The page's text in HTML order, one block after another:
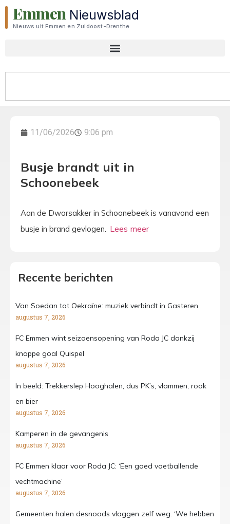
Emmen Nieuwsblad
Nieuws uit Emmen en Zuidoost-Drenthe
11/06/2026 9:06 pm
Busje brandt uit in
Schoonebeek
Aan de Dwarsakker in Schoonebeek is vanavond een
busje in brand gevlogen.
Recente berichten
Van Soedan tot Oekraïne: muziek verbindt in Gasteren
augustus 7, 2026
FC Emmen wint seizoensopening van Roda JC dankzij
knappe goal Quispel
augustus 7, 2026
In beeld: Trekkerslep Hooghalen, dus PK’s, vlammen, rook
en bier
augustus 7, 2026
Kamperen in de gevangenis
augustus 7, 2026
FC Emmen klaar voor Roda JC: ‘Een goed voetballende
vechtmachine’
augustus 7, 2026
Gemeenten halen desnoods vlaggen zelf weg. ‘We hebben